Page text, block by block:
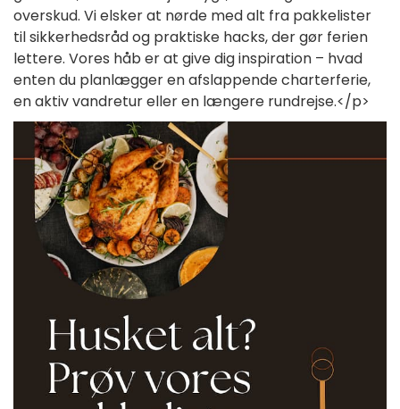
overskud. Vi elsker at nørde med alt fra pakkelister
til sikkerhedsråd og praktiske hacks, der gør ferien
lettere. Vores håb er at give dig inspiration – hvad
enten du planlægger en afslappende charterferie,
en aktiv vandretur eller en længere rundrejse.</p>